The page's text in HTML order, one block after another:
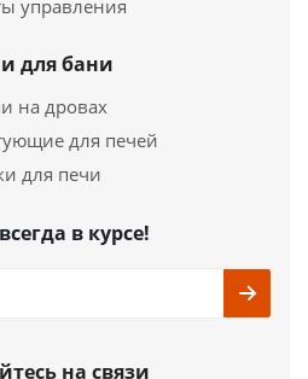
управления
для бани
на дровах
для печей
для печи
в курсе!
на связи